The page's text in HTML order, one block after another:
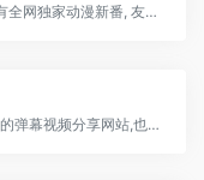
AcFun是国内首家弹幕视频网站,这里有全网独家动漫新番, 友好的弹幕氛围,有趣的UP主,好玩有科技感的虚拟偶像,年轻人都在用。
bilibili是中国大陆一个动画、游戏相关的弹幕视频分享网站,也被称为哔哩哔哩、B站。